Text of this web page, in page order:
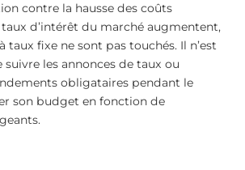
contre la hausse des coûts
taux d’intérêt du marché augmentent,
taux fixe ne sont pas touchés. Il n’est
suivre les annonces de taux ou
obligataires pendant le
son budget en fonction de